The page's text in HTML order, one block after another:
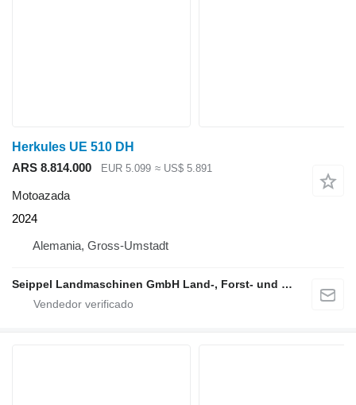
Herkules UE 510 DH
ARS 8.814.000
EUR 5.099 ≈ US$ 5.891
Motoazada
2024
Alemania, Gross-Umstadt
Seippel Landmaschinen GmbH Land-, Forst- und Gartentechnik